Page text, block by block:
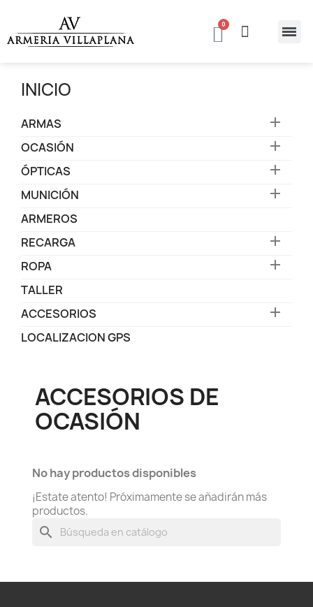
INICIO
ARMAS 
OCASIÓN 
ÓPTICAS 
MUNICIÓN 
ARMEROS
RECARGA

ROPA 
TALLER
ACCESORIOS

LOCALIZACION GPS
ACCESORIOS DE
OCASIÓN
No hay productos disponibles
¡Estate atento! Próximamente se añadirán más
productos.
search